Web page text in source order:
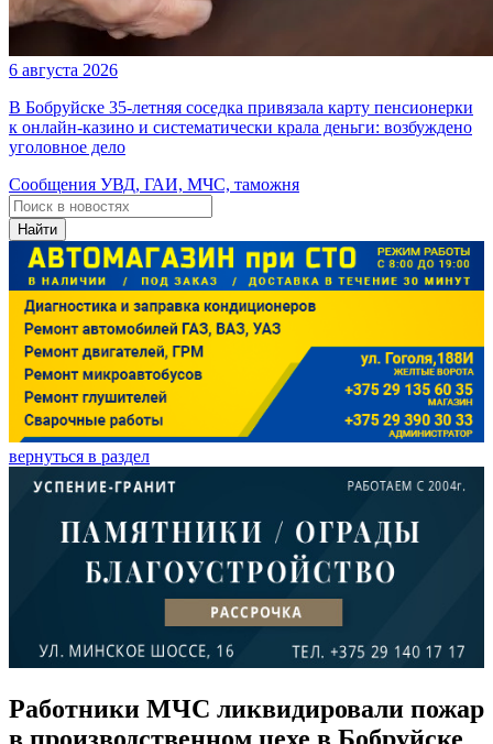
6 августа 2026
В Бобруйске 35-летняя соседка привязала карту пенсионерки
к онлайн-казино и систематически крала деньги: возбуждено
уголовное дело
Сообщения УВД, ГАИ, МЧС, таможня
Найти
вернуться в раздел
Работники МЧС ликвидировали пожар